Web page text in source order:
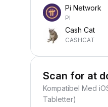
Pi Network
PI
Cash Cat
CASHCAT
Scan for at
Kompatibel Med
Tabletter)